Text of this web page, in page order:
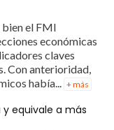
bien el FMI
económicas
claves
Con anterioridad,
había... + más
equivale a más